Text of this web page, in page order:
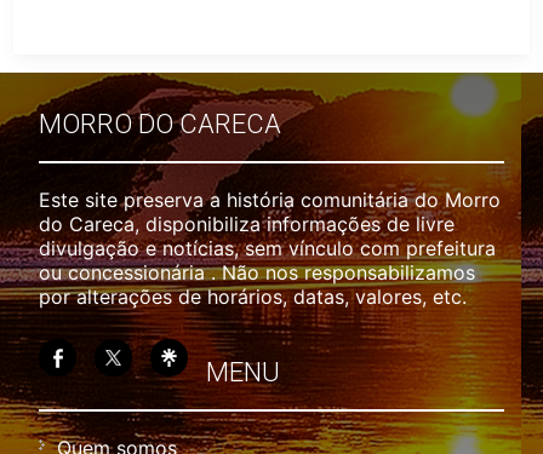
MORRO DO CARECA
Este site preserva a história comunitária do Morro
do Careca, disponibiliza informações de livre
divulgação e notícias, sem vínculo com prefeitura
ou concessionária . Não nos responsabilizamos
por alterações de horários, datas, valores, etc.
MENU
Quem somos